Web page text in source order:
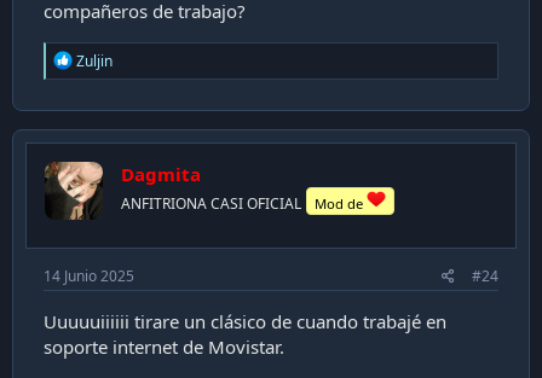
compañeros de trabajo?
R
e
c
t
o
n
s
Zuljin
Dagmita
ANFITRIONA CASI OFICIAL Mod de
14 Junio 2025 #24
Uuuuuiiiiii tirare un clásico de cuando trabajé en
soporte internet de Movistar.